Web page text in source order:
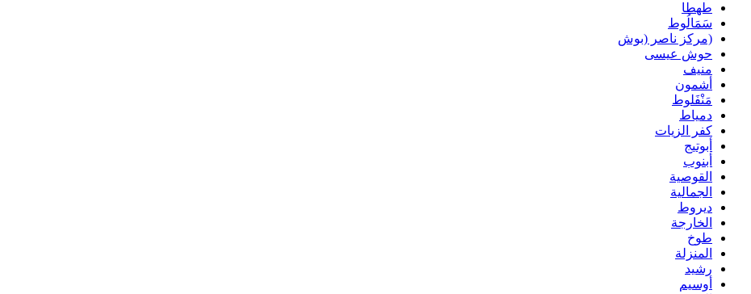
طهطا
سَمَالُوط
(مركز ناصر (بوش
حوش عيسى
منيف
أشمون
مَنْفَلوط
دمياط
كفر الزيات
أبوتيج
أبنوب
القوصية
الجمالية
ديروط
الخارجة
طوخ
المنزلة
رشيد
أوسيم